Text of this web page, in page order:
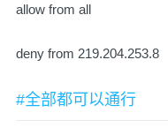
allow from all
deny from 219.204.253.8
#全部都可以通行